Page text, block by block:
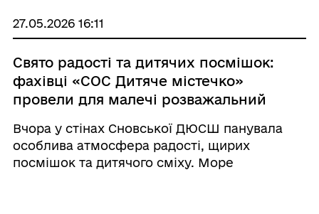
ві ...
27.05.2026 16:11
Свято радості та дитячих посмішок:
фахівці «СОС Дитяче містечко»
провели для малечі розважальний
Вчора у стінах Сновської ДЮСШ панувала
особлива атмосфера радості, щирих
посмішок та дитячого сміху. Море